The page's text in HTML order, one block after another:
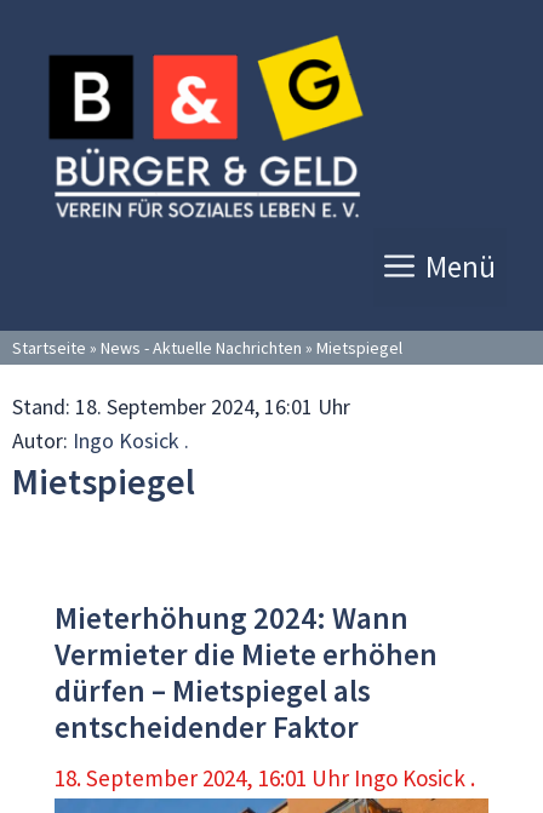
Inhalt
springen
Menü
Startseite » News - Aktuelle Nachrichten » Mietspiegel
Stand: 18. September 2024, 16:01 Uhr
Autor: Ingo Kosick .
Mietspiegel
Mieterhöhung 2024: Wann
Vermieter die Miete erhöhen
dürfen – Mietspiegel als
entscheidender Faktor
18. September 2024, 16:01 Uhr Ingo Kosick .